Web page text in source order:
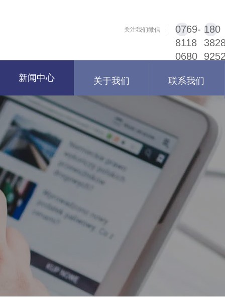
关注我们微信
0769-
8118
0680
180
新闻中心 关于我们 联系我们